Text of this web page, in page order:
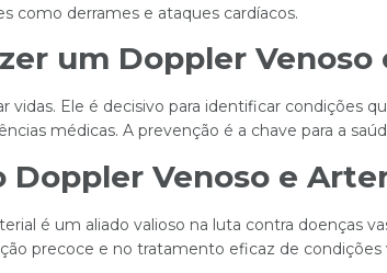
como derrames e ataques cardíacos.
um Doppler Venoso
vidas. Ele é decisivo para identificar condições
médicas. A prevenção é a chave para a
Doppler Venoso e
é um aliado valioso na luta contra doenças
precoce e no tratamento eficaz de condições